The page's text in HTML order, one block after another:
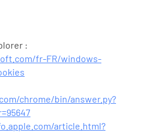
:
fr-FR/windows-
chrome/bin/answer.py?
article.html?